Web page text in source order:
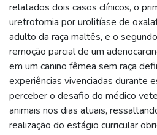
relatados dois casos clínicos, o
uretrotomia por urolitíase de
adulto da raça maltês, e o
remoção parcial de um
em um canino fêmea sem raça
experiências vivenciadas durante
perceber o desafio do médico
animais nos dias atuais,
realização do estágio curricular